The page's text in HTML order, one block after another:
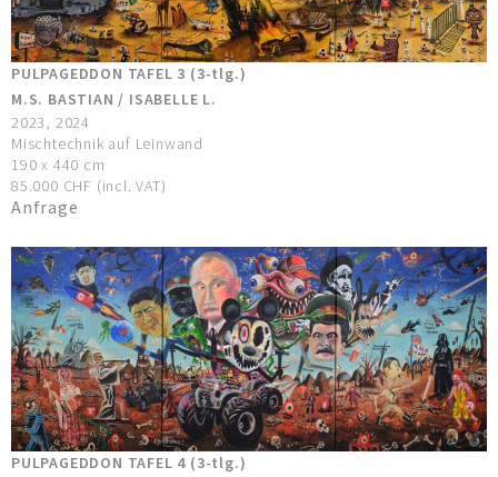
PULPAGEDDON TAFEL 3 (3-tlg.)
M.S. BASTIAN / ISABELLE L.
2023, 2024
Mischtechnik auf Leinwand
190 x 440 cm
85.000 CHF (incl. VAT)
Anfrage
PULPAGEDDON TAFEL 4 (3-tlg.)